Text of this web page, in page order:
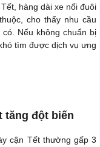
hàng dài xe nối đuôi
cho thấy nhu cầu
Nếu không chuẩn bị
tìm được dịch vụ ưng
tăng đột biến
cận Tết thường gấp 3